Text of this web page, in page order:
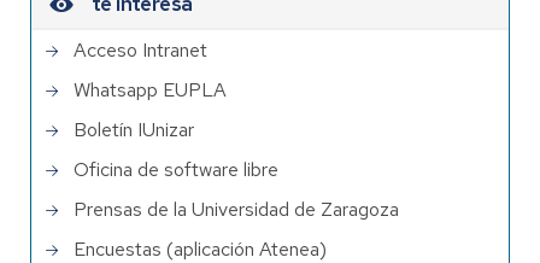
Acceso Intranet
Whatsapp EUPLA
Boletín IUnizar
Oficina de software libre
Prensas de la Universidad de Zaragoza
Encuestas (aplicación Atenea)